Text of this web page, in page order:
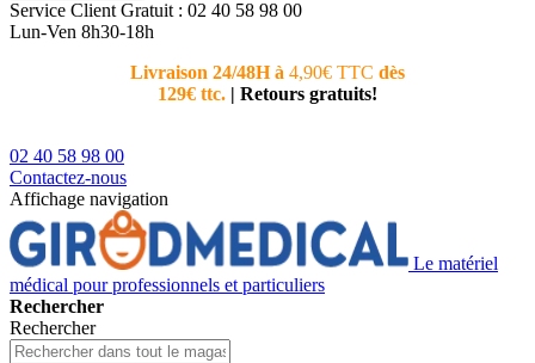
Service Client Gratuit : 02 40 58 98 00
Lun-Ven 8h30-18h
Livraison 24/48H à 4,90€ TTC dès
129€ ttc. | Retours gratuits!
02 40 58 98 00
Contactez-nous
Affichage navigation
Le matériel
médical pour professionnels et particuliers
Rechercher
Rechercher